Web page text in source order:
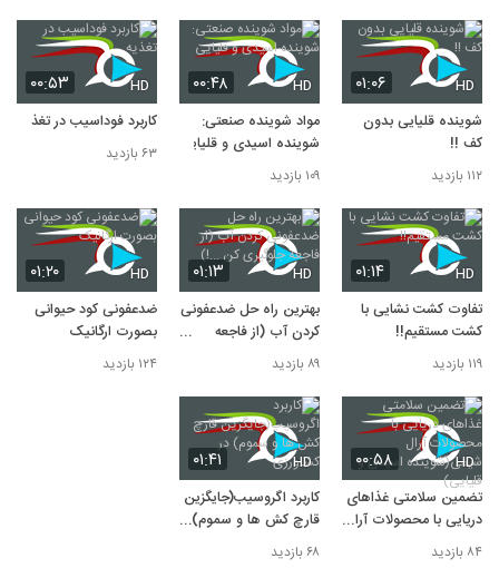
۰۱:۰۶ HD
شوینده قلیایی بدون
کف !!
۱۱۲ بازدید
۰۰:۴۸ HD
مواد شوینده صنعتی:
شوینده اسیدی و قلیایی
۱۰۹ بازدید
۰۰:۵۳ HD
کاربرد فوداسیب در تغذیه
۶۳ بازدید
۰۱:۱۴ HD
تفاوت کشت نشایی با
کشت مستقیم!!
۱۱۹ بازدید
۰۱:۱۳ HD
بهترین راه حل ضدعفونی
کردن آب (از فاجعه
جلوگیری کن ...!)
۸۹ بازدید
۰۱:۲۰ HD
ضدعفونی کود حیوانی
بصورت ارگانیک
۱۲۴ بازدید
۰۰:۵۸ HD
تضمین سلامتی غذاهای
دریایی با محصولات آرال
شیمی(شوینده اسیدی و
۸۴ بازدید
۰۱:۴۱ HD
کاربرد اگروسیب(جایگزین
قارچ کش ها و سموم)
در کشاورزی
۶۸ بازدید